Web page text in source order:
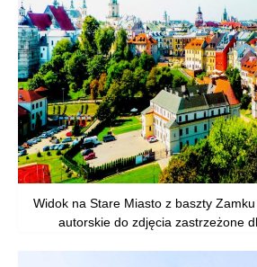
Widok na Stare Miasto z baszty
autorskie do zdjęcia zastrzeżone